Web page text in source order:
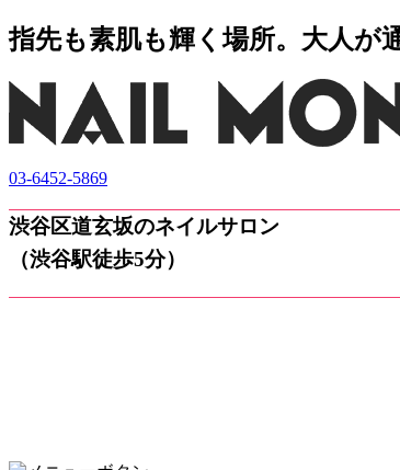
指先も素肌も輝く場所。大人
03-6452-5869
渋谷区道玄坂のネイルサロン
（渋谷駅徒歩5分）